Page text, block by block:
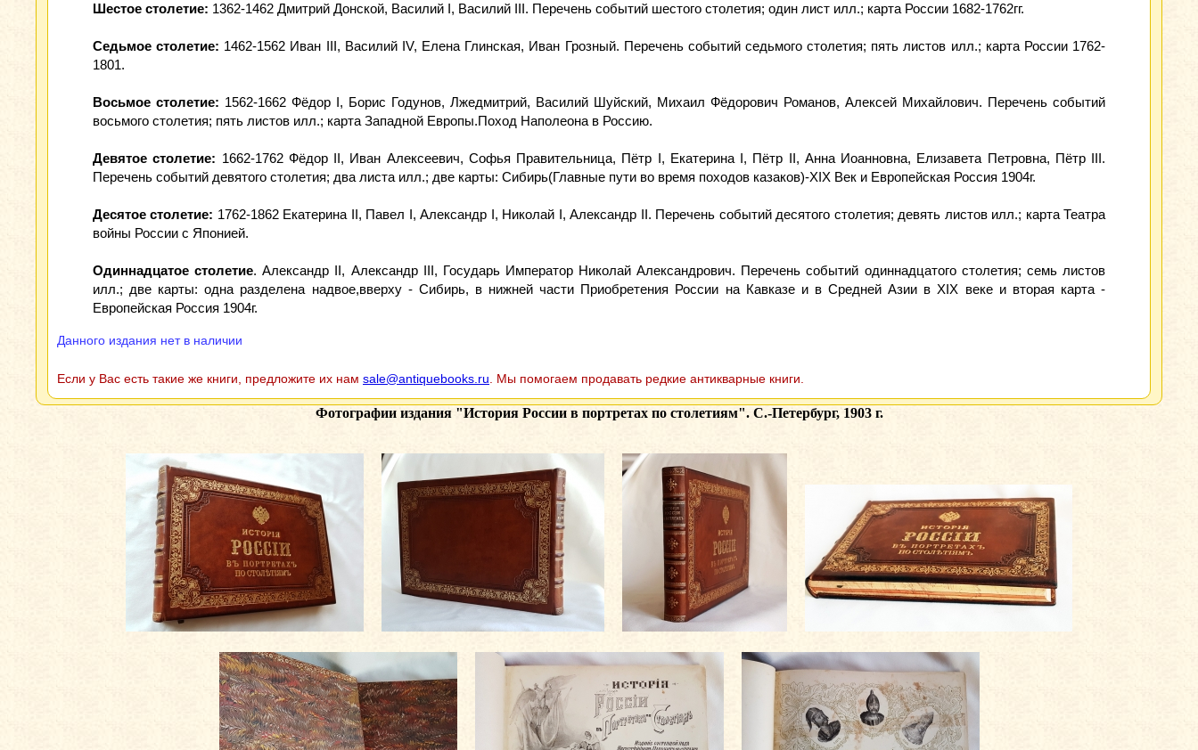
Шестое столетие: 1362-1462 Дмитрий Донской, Василий I, Василий III. Перечень событий шестого столетия; один лист илл.; карта России 1682-1762гг.
Седьмое столетие: 1462-1562 Иван III, Василий IV, Елена Глинская, Иван Грозный. Перечень событий седьмого столетия; пять листов илл.; карта России 1762-
1801.
Восьмое столетие: 1562-1662 Фёдор I, Борис Годунов, Лжедмитрий, Василий Шуйский, Михаил Фёдорович Романов, Алексей Михайлович. Перечень событий
восьмого столетия; пять листов илл.; карта Западной Европы.Поход Наполеона в Россию.
Девятое столетие: 1662-1762 Фёдор II, Иван Алексеевич, Софья Правительница, Пётр I, Екатерина I, Пётр II, Анна Иоанновна, Елизавета Петровна, Пётр III.
Перечень событий девятого столетия; два листа илл.; две карты: Сибирь(Главные пути во время походов казаков)-XIX Век и Европейская Россия 1904г.
Десятое столетие: 1762-1862 Екатерина II, Павел I, Александр I, Николай I, Александр II. Перечень событий десятого столетия; девять листов илл.; карта Театра
войны России с Японией.
Одиннадцатое столетие. Александр II, Александр III, Государь Император Николай Александрович. Перечень событий одиннадцатого столетия; семь листов
илл.; две карты: одна разделена надвое,вверху - Сибирь, в нижней части Приобретения России на Кавказе и в Средней Азии в XIX веке и вторая карта -
Европейская Россия 1904г.
Данного издания нет в наличии
Если у Вас есть такие же книги, предложите их нам sale@antiquebooks.ru . Мы помогаем продавать редкие антикварные книги.
Фотографии издания "История России в портретах по столетиям". С.-Петербург, 1903 г.